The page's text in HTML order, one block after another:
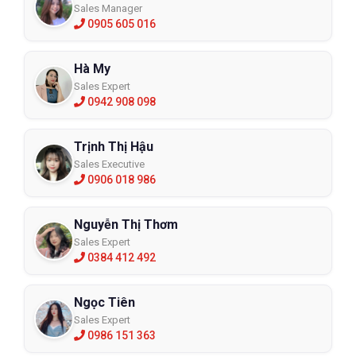
Sales Manager
0905 605 016
Hà My
Sales Expert
0942 908 098
Trịnh Thị Hậu
Sales Executive
0906 018 986
Nguyễn Thị Thơm
Sales Expert
0384 412 492
Ngọc Tiên
Sales Expert
0986 151 363